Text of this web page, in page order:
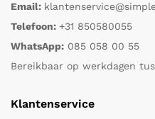
Email:
Telefoon: +31 850580055
WhatsApp: 085 058 00 55
Bereikbaar op werkdagen
Klantenservice